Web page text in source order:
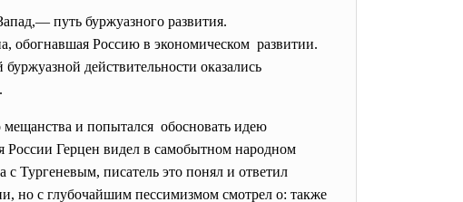
путь буржуазного развития.
обогнавшая Россию в экономическом развитии.
действительности оказались
мещанства и попытался обосновать идею
России Герцен видел в самобытном народном
Тургеневым, писатель это понял и ответил
но с глубочайшим пессимизмом смотрел о: также